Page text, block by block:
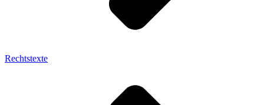
Rechtstexte